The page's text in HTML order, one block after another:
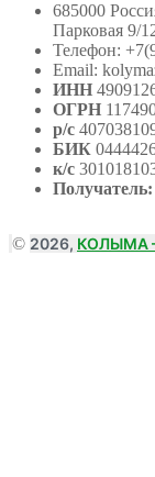
685000
Парковая 9/
Телефон:
Email:
ИНН
ОГРН
р/с
БИК
к/с
Получатель:
© 2026, КОЛЫМА